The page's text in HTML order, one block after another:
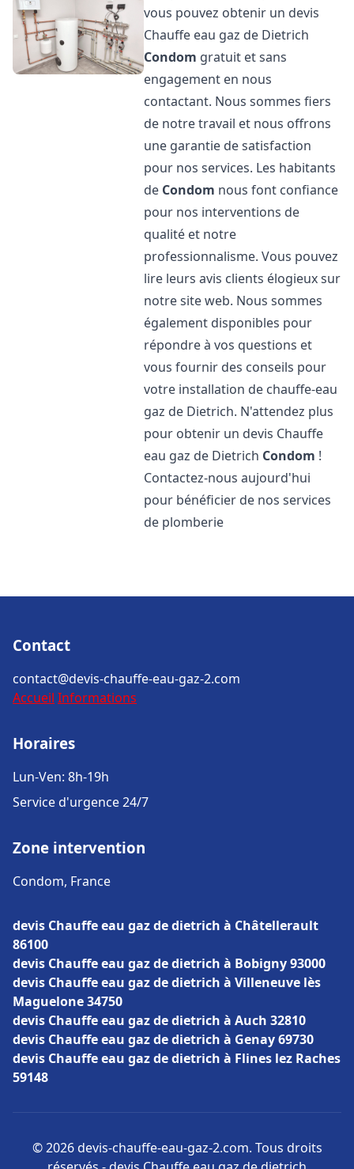
vous pouvez obtenir un devis
Chauffe eau gaz de Dietrich
Condom gratuit et sans
engagement en nous
contactant. Nous sommes fiers
de notre travail et nous offrons
une garantie de satisfaction
pour nos services. Les habitants
de Condom nous font confiance
pour nos interventions de
qualité et notre
professionnalisme. Vous pouvez
lire leurs avis clients élogieux sur
notre site web. Nous sommes
également disponibles pour
répondre à vos questions et
vous fournir des conseils pour
votre installation de chauffe-eau
gaz de Dietrich. N'attendez plus
pour obtenir un devis Chauffe
eau gaz de Dietrich Condom !
Contactez-nous aujourd'hui
pour bénéficier de nos services
de plomberie
Contact
contact@devis-chauffe-eau-gaz-2.com
Accueil Informations
Horaires
Lun-Ven: 8h-19h
Service d'urgence 24/7
Zone intervention
Condom, France
devis Chauffe eau gaz de dietrich à Châtellerault
86100
devis Chauffe eau gaz de dietrich à Bobigny 93000
devis Chauffe eau gaz de dietrich à Villeneuve lès
Maguelone 34750
devis Chauffe eau gaz de dietrich à Auch 32810
devis Chauffe eau gaz de dietrich à Genay 69730
devis Chauffe eau gaz de dietrich à Flines lez Raches
59148
© 2026 devis-chauffe-eau-gaz-2.com. Tous droits